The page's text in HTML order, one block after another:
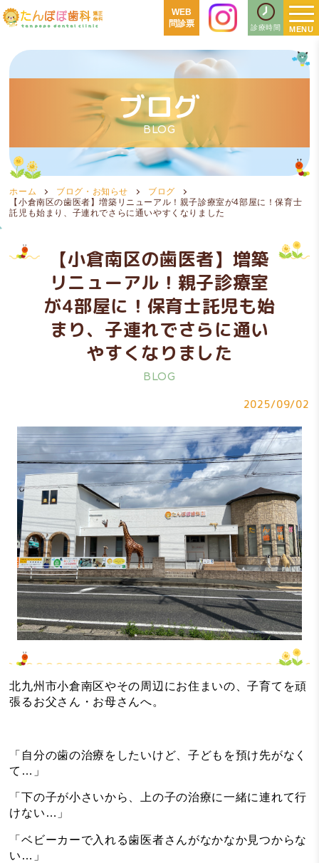
WEB
問診票
診療時間
ブログ
BLOG
ホーム ブログ・お知らせ
ブログ
【小倉南区の歯医者】増築リニューアル！親子診療室が4部屋に！保育士
託児も始まり、子連れでさらに通いやすくなりました
【小倉南区の歯医者】増築
リニューアル！親子診療室
が4部屋に！保育士託児も始
まり、子連れでさらに通い
やすくなりました
BLOG
2025/09/02
北九州市小倉南区やその周辺にお住まいの、子育てを頑
張るお父さん・お母さんへ。
「自分の歯の治療をしたいけど、子どもを預け先がなく
て…」
「下の子が小さいから、上の子の治療に一緒に連れて行
けない…」
「ベビーカーで入れる歯医者さんがなかなか見つからな
い…」